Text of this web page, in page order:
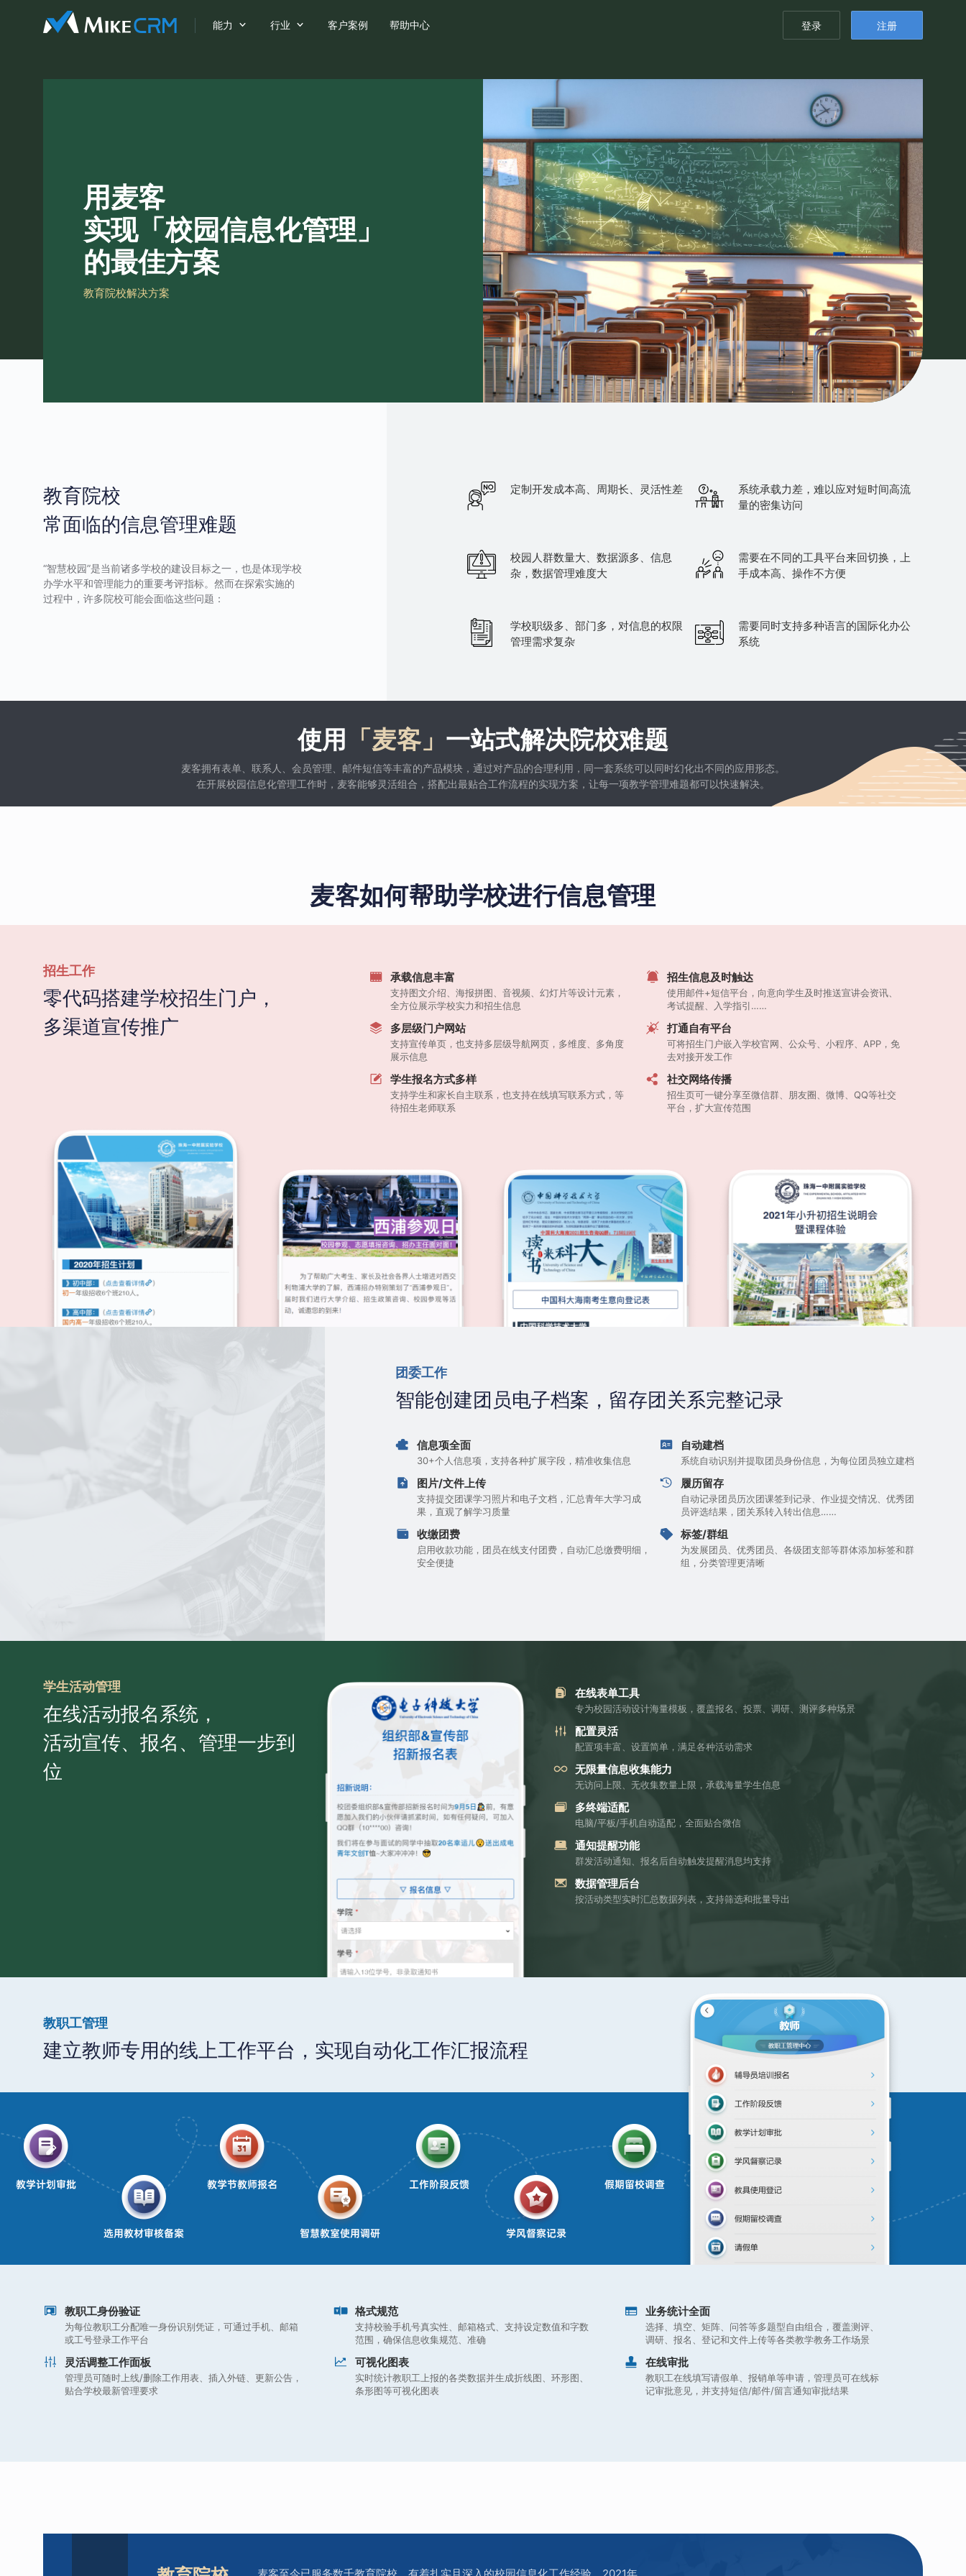
能力  行业  客户案例 帮助中心 登录 注册
用麦客
实现「校园信息化管理」
的最佳方案
教育院校解决方案
教育院校
常面临的信息管理难题
“智慧校园”是当前诸多学校的建设目标之一，也是体现学校
办学水平和管理能力的重要考评指标。然而在探索实施的
过程中，许多院校可能会面临这些问题：
定制开发成本高、周期长、灵活性差
系统承载力差，难以应对短时间高流
量的密集访问
校园人群数量大、数据源多、信息
杂，数据管理难度大
需要在不同的工具平台来回切换，上
手成本高、操作不方便
学校职级多、部门多，对信息的权限
管理需求复杂
需要同时支持多种语言的国际化办公
系统
使用 「麦客」 一站式解决院校难题
麦客拥有表单、联系人、会员管理、邮件短信等丰富的产品模块，通过对产品的合理利用，同一套系统可以同时幻化出不同的应用形态。
在开展校园信息化管理工作时，麦客能够灵活组合，搭配出最贴合工作流程的实现方案，让每一项教学管理难题都可以快速解决。
麦客如何帮助学校进行信息管理
招生工作
零代码搭建学校招生门户，
多渠道宣传推广
承载信息丰富
支持图文介绍、海报拼图、音视频、幻灯片等设计元素，
全方位展示学校实力和招生信息
招生信息及时触达
使用邮件+短信平台，向意向学生及时推送宣讲会资讯、
考试提醒、入学指引……
多层级门户网站
支持宣传单页，也支持多层级导航网页，多维度、多角度
展示信息
打通自有平台
可将招生门户嵌入学校官网、公众号、小程序、APP，免
去对接开发工作
学生报名方式多样
支持学生和家长自主联系，也支持在线填写联系方式，等
待招生老师联系
社交网络传播
招生页可一键分享至微信群、朋友圈、微博、QQ等社交
平台，扩大宣传范围
团委工作
智能创建团员电子档案，留存团关系完整记录
信息项全面
30+个人信息项，支持各种扩展字段，精准收集信息
自动建档
系统自动识别并提取团员身份信息，为每位团员独立建档
图片/文件上传
支持提交团课学习照片和电子文档，汇总青年大学习成
果，直观了解学习质量
履历留存
自动记录团员历次团课签到记录、作业提交情况、优秀团
员评选结果，团关系转入转出信息……
收缴团费
启用收款功能，团员在线支付团费，自动汇总缴费明细，
安全便捷
标签/群组
为发展团员、优秀团员、各级团支部等群体添加标签和群
组，分类管理更清晰
学生活动管理
在线活动报名系统，
活动宣传、报名、管理一步到
位
在线表单工具
专为校园活动设计海量模板，覆盖报名、投票、调研、测评多种场景
配置灵活
配置项丰富、设置简单，满足各种活动需求
无限量信息收集能力
无访问上限、无收集数量上限，承载海量学生信息
多终端适配
电脑/平板/手机自动适配，全面贴合微信
通知提醒功能
群发活动通知、报名后自动触发提醒消息均支持
数据管理后台
按活动类型实时汇总数据列表，支持筛选和批量导出
教职工管理
建立教师专用的线上工作平台，实现自动化工作汇报流程
教职工身份验证
为每位教职工分配唯一身份识别凭证，可通过手机、邮箱
或工号登录工作平台
格式规范
支持校验手机号真实性、邮箱格式、支持设定数值和字数
范围，确保信息收集规范、准确
业务统计全面
选择、填空、矩阵、问答等多题型自由组合，覆盖测评、
调研、报名、登记和文件上传等各类教学教务工作场景
灵活调整工作面板
管理员可随时上线/删除工作用表、插入外链、更新公告，
贴合学校最新管理要求
可视化图表
实时统计教职工上报的各类数据并生成折线图、环形图、
条形图等可视化图表
在线审批
教职工在线填写请假单、报销单等申请，管理员可在线标
记审批意见，并支持短信/邮件/留言通知审批结果